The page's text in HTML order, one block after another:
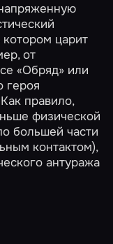
царит
от
«Обряд» или
героя
правило,
физической
большей части
контактом),
антуража